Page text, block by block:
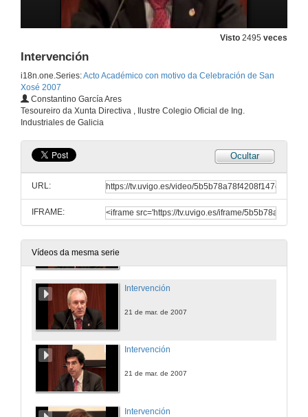
Visto 2495 veces
Intervención
i18n.one.Series:Acto Académico con motivo da Celebración de San
Xosé 2007
Constantino García Ares
Tesoureiro da Xunta Directiva , Ilustre Colegio Oficial de Ing.
Industriales de Galicia
Ocultar
URL:
IFRAME:
Vídeos da mesma serie
Apertura da sesión
Intervención
21 de mar. de 2007
Intervención
21 de mar. de 2007
Intervención